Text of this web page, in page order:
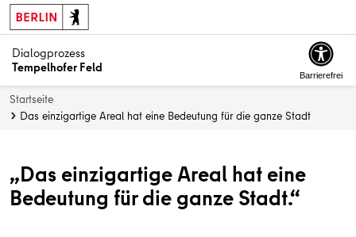
Dialogprozess
Tempelhofer Feld
Barrierefrei
Startseite
Das einzigartige Areal hat eine Bedeutung für die ganze Stadt
„Das einzigartige Areal hat eine
Bedeutung für die ganze Stadt.“